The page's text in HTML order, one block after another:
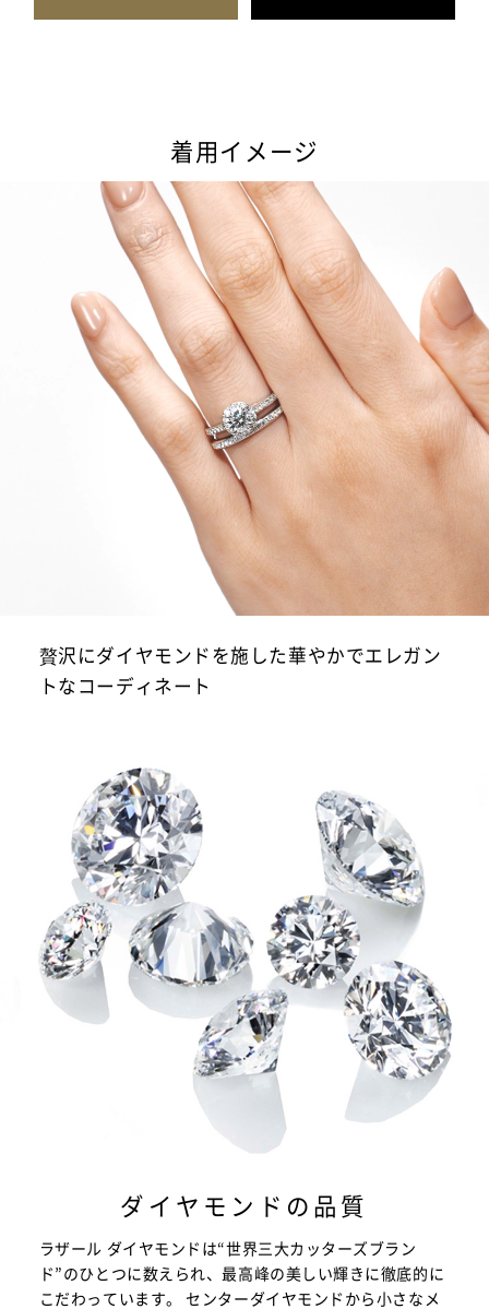
着用イメージ
贅沢にダイヤモンドを施した華やかでエレガン
トなコーディネート
ダイヤモンドの品質
ラザール ダイヤモンドは“世界三大カッターズブラン
ド”のひとつに数えられ、最高峰の美しい輝きに徹底的に
こだわっています。 センターダイヤモンドから小さなメ